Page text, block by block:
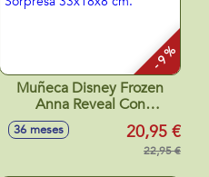
- 9 %
Muñeca Disney Frozen
Anna Reveal Con
Accesorio Sorpresa
33x18x8 cm.
36 meses 20,95 €
22,95 €